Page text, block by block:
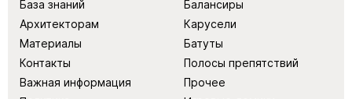
База знаний
Архитекторам
Материалы
Контакты
Важная информация
Балансиры
Карусели
Батуты
Полосы препятствий
Прочее